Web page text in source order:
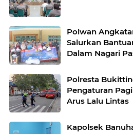
Polwan
Salurkan
Dalam Nagari
Polresta
Pengaturan
Arus Lalu Lintas
Kapolsek